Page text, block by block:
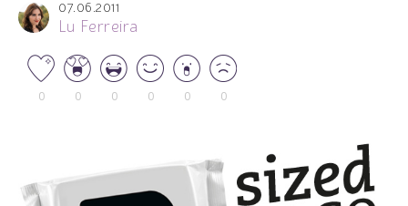
07.06.2011
Lu Ferreira
0 0 0 0 0 0